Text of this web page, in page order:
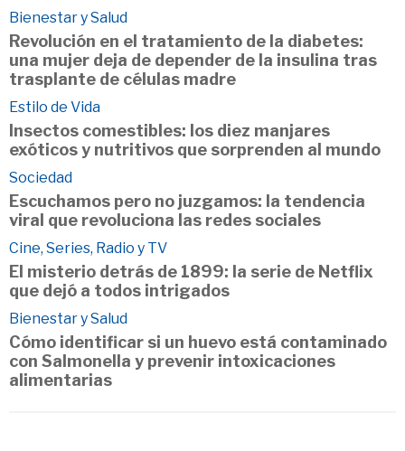
Bienestar y Salud
Revolución en el tratamiento de la diabetes:
una mujer deja de depender de la insulina tras
trasplante de células madre
Estilo de Vida
Insectos comestibles: los diez manjares
exóticos y nutritivos que sorprenden al mundo
Sociedad
Escuchamos pero no juzgamos: la tendencia
viral que revoluciona las redes sociales
Cine, Series, Radio y TV
El misterio detrás de 1899: la serie de Netflix
que dejó a todos intrigados
Bienestar y Salud
Cómo identificar si un huevo está contaminado
con Salmonella y prevenir intoxicaciones
alimentarias